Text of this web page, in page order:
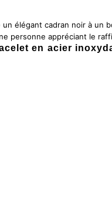
un élégant cadran noir à
personne appréciant le
en acier